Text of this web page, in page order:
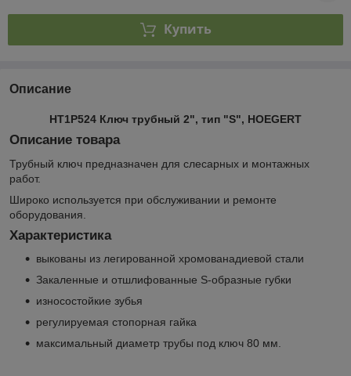
Купить
Описание
HT1P524 Ключ трубный 2", тип "S", HOEGERT
Описание товара
Трубный ключ предназначен для слесарных и монтажных
работ.
Широко используется при обслуживании и ремонте
оборудования.
Характеристика
выкованы из легированной хромованадиевой стали
Закаленные и отшлифованные S-образные губки
износостойкие зубья
регулируемая стопорная гайка
максимальный диаметр трубы под ключ 80 мм.